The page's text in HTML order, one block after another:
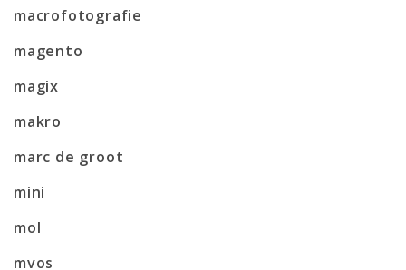
macrofotografie
magento
magix
makro
marc de groot
mini
mol
mvos